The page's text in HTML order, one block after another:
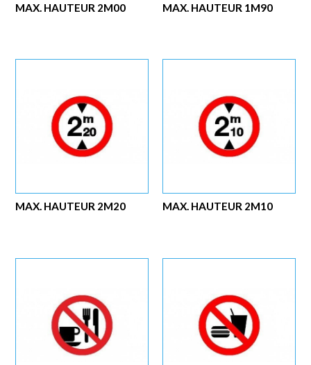
MAX. HAUTEUR 1M90
MAX. HAUTEUR 2M00
MAX. HAUTEUR 2M10
MAX. HAUTEUR 2M20